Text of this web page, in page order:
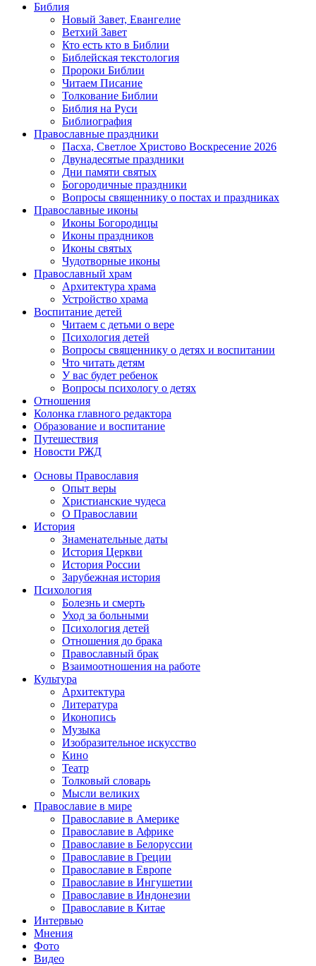
Библия
Новый Завет, Евангелие
Ветхий Завет
Кто есть кто в Библии
Библейская текстология
Пророки Библии
Читаем Писание
Толкование Библии
Библия на Руси
Библиография
Православные праздники
Пасха, Светлое Христово Воскресение 2026
Двунадесятые праздники
Дни памяти святых
Богородичные праздники
Вопросы священнику о постах и праздниках
Православные иконы
Иконы Богородицы
Иконы праздников
Иконы святых
Чудотворные иконы
Православный храм
Архитектура храма
Устройство храма
Воспитание детей
Читаем с детьми о вере
Психология детей
Вопросы священнику о детях и воспитании
Что читать детям
У вас будет ребенок
Вопросы психологу о детях
Отношения
Колонка главного редактора
Образование и воспитание
Путешествия
Новости РЖД
Основы Православия
Опыт веры
Христианские чудеса
О Православии
История
Знаменательные даты
История Церкви
История России
Зарубежная история
Психология
Болезнь и смерть
Уход за больными
Психология детей
Отношения до брака
Православный брак
Взаимоотношения на работе
Культура
Архитектура
Литература
Иконопись
Музыка
Изобразительное искусство
Кино
Театр
Толковый словарь
Мысли великих
Православие в мире
Православие в Америке
Православие в Африке
Православие в Белоруссии
Православие в Греции
Православие в Европе
Православие в Ингушетии
Православие в Индонезии
Православие в Китае
Интервью
Мнения
Фото
Видео